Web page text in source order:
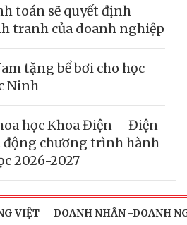
toán sẽ quyết định
tranh của doanh nghiệp
tặng bể bơi cho học
Ninh
học Khoa Điện – Điện
động chương trình hành
2026-2027
VIỆT DOANH NHÂN -DOANH